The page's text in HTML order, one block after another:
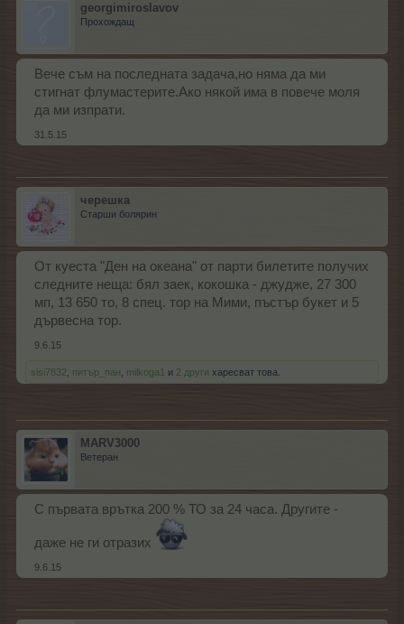
georgimiroslavov
Прохождащ
Вече съм на последната задача,но няма да ми
стигнат флумастерите.Ако някой има в повече моля
да ми изпрати.
31.5.15
черешка
Старши болярин
От куеста "Ден на океана" от парти билетите получих
следните неща: бял заек, кокошка - джудже, 27 300
мп, 13 650 то, 8 спец. тор на Мими, пъстър букет и 5
дървесна тор.
9.6.15
sisi7832 питър_пан milkoga1 и 2 други харесват това.
MARV3000
Ветеран
С първата врътка 200 % ТО за 24 часа. Другите -
даже не ги отразих
9.6.15